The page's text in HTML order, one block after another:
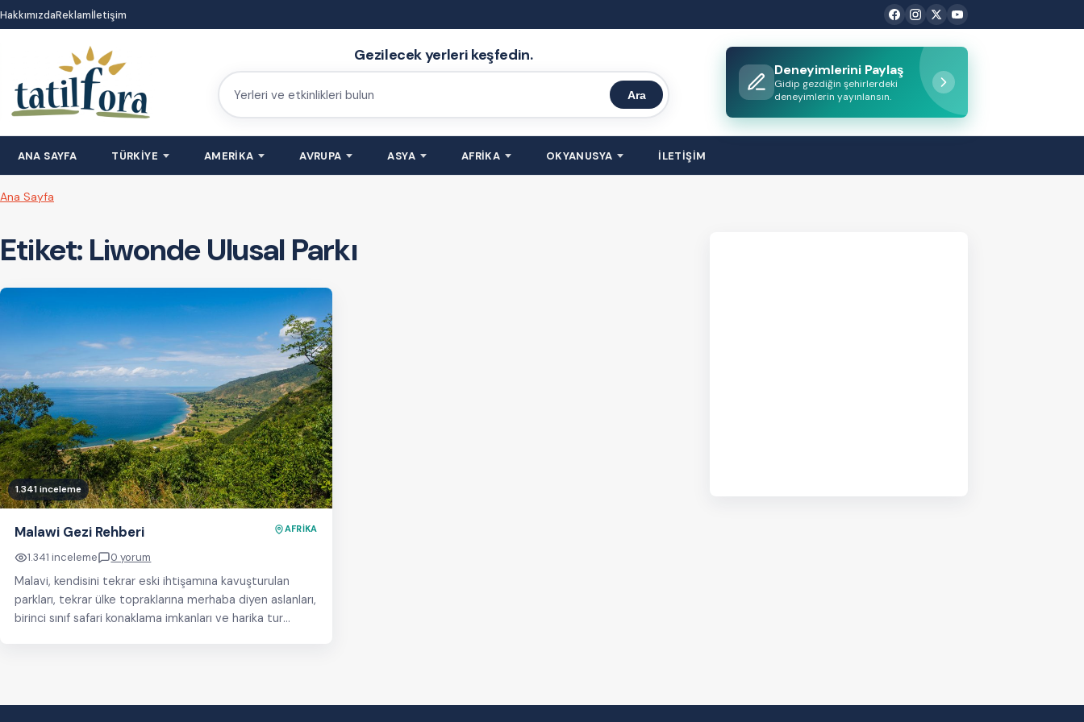
İçeriğe
atla
HakkımızdaReklamİletişim
Gezilecek yerleri keşfedin.
Yerleri
Ara
Deneyimlerini Paylaş
Gidip gezdiğin şehirlerdeki
deneyimlerin yayınlansın.
ANA SAYFA TÜRKİYE AMERİKA AVRUPA ASYA AFRİKA OKYANUSYA İLETİŞİM
Ana Sayfa
Etiket: Liwonde Ulusal Parkı
1.341 inceleme
Malawi Gezi Rehberi AFRİKA
1.341 inceleme 0 yorum
Malavi, kendisini tekrar eski ihtişamına kavuşturulan
parkları, tekrar ülke topraklarına merhaba diyen aslanları,
birinci sınıf safari konaklama imkanları ve harika tur